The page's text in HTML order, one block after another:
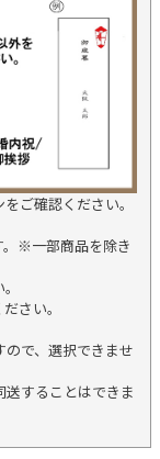
ご確認ください。
。※一部商品を除き
さい。
で、選択できませ
送することはできま